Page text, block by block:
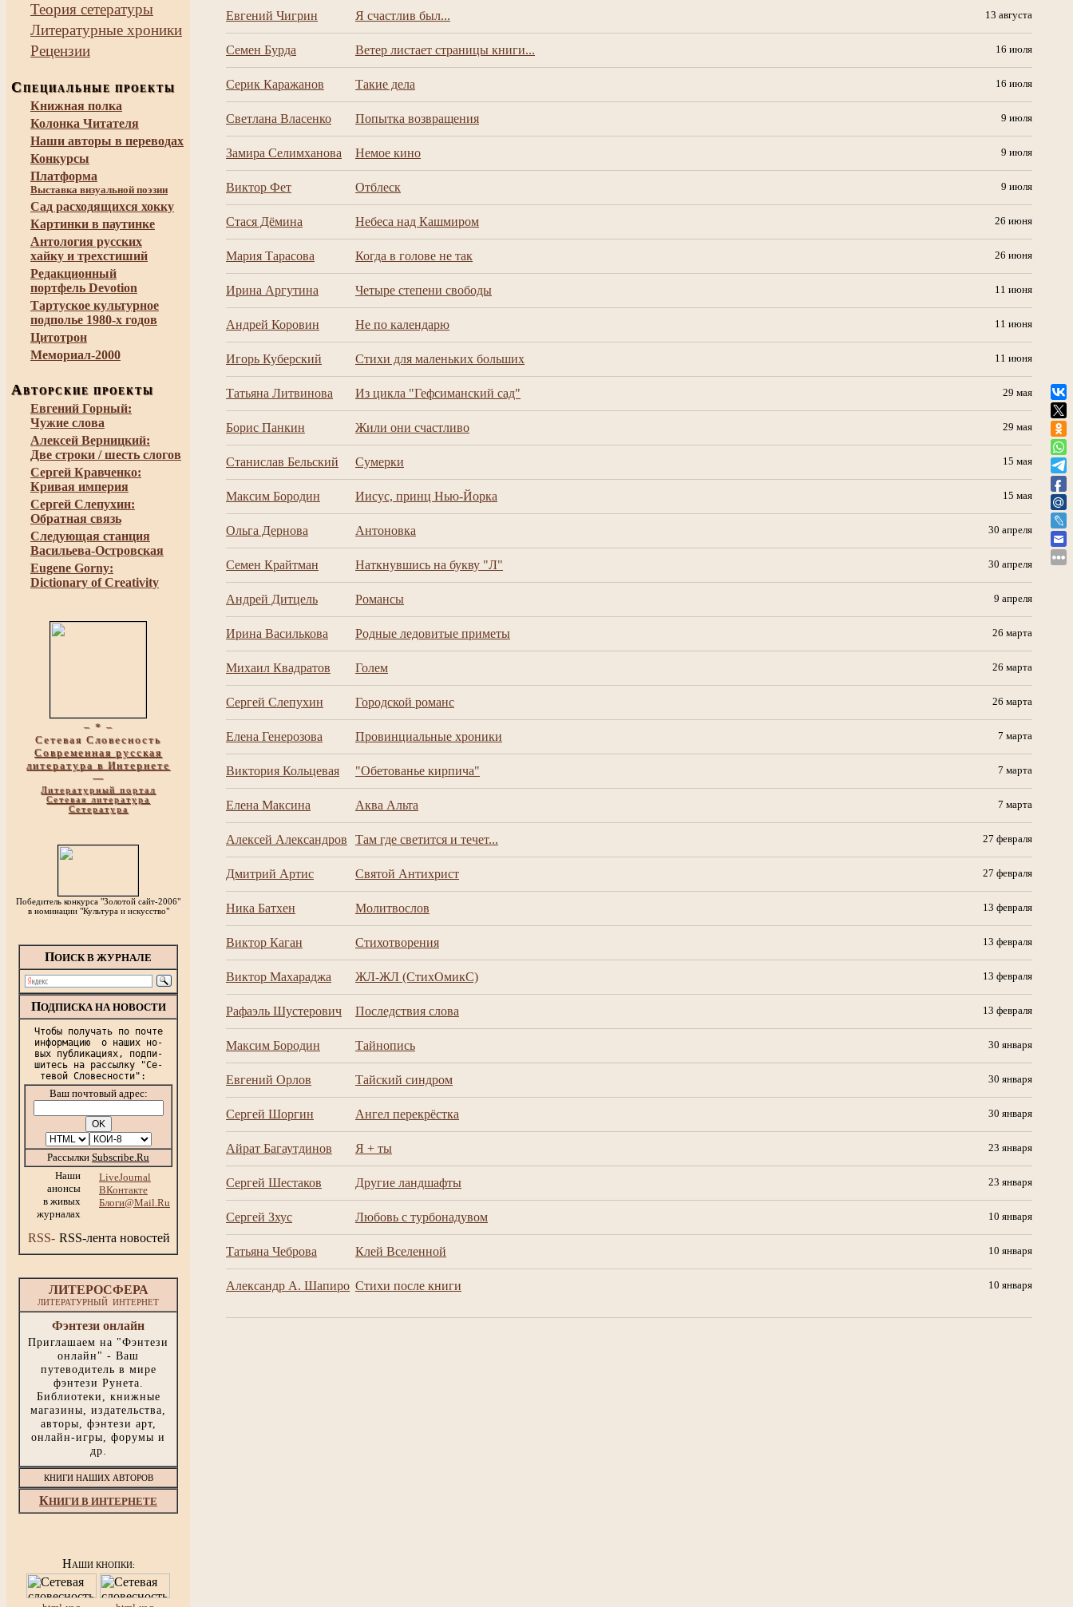
Теория сетературы
Литературные хроники
Рецензии
СПЕЦИАЛЬНЫЕ ПРОЕКТЫ
Книжная полка
Колонка Читателя
Наши авторы в переводах
Конкурсы
Платформа
Выставка визуальной поэзии
Сад расходящихся хокку
Картинки в паутинке
Антология русских
хайку и трехстиший
Редакционный
портфель Devotion
Тартуское культурное
подполье 1980-х годов
Цитотрон
Мемориал-2000
АВТОРСКИЕ ПРОЕКТЫ
Евгений Горный:
Чужие слова
Алексей Верницкий:
Две строки / шесть слогов
Сергей Кравченко:
Кривая империя
Сергей Слепухин:
Обратная связь
Следующая станция
Васильева-Островская
Eugene Gorny:
Dictionary of Creativity
– * –
Сетевая Словесность
Современная русская
литература в Интернете
—
Литературный портал
Сетевая литература
Сетература
Победитель конкурса "Золотой сайт-2006"
в номинации "Культура и искусство"
ПОИСК В ЖУРНАЛЕ
ПОДПИСКА НА НОВОСТИ
Чтобы получать по почте
информацию  о наших но-
вых публикациях, подпи-
шитесь на рассылку "Се-
Ваш почтовый адрес:
Рассылки Subscribe.Ru
Наши
анонсы
в живых
журналах
LiveJournal
ВКонтакте
Блоги@Mail.Ru
RSS-лента новостей
ЛИТЕРОСФЕРА
ЛИТЕРАТУРНЫЙ ИНТЕРНЕТ
Фэнтези онлайн
Приглашаем на "Фэнтези
онлайн" - Ваш
путеводитель в мире
фэнтези Рунета.
Библиотеки, книжные
магазины, издательства,
авторы, фэнтези арт,
онлайн-игры, форумы и
др.
КНИГИ НАШИХ АВТОРОВ
КНИГИ В ИНТЕРНЕТЕ
НАШИ КНОПКИ:
Евгений Чигрин Я счастлив был... 13 августа
Семен Бурда Ветер листает страницы книги... 16 июля
Серик Каражанов Такие дела 16 июля
Светлана Власенко Попытка возвращения 9 июля
Замира Селимханова Немое кино 9 июля
Виктор Фет Отблеск 9 июля
Стася Дёмина Небеса над Кашмиром 26 июня
Мария Тарасова Когда в голове не так 26 июня
Ирина Аргутина Четыре степени свободы 11 июня
Андрей Коровин Не по календарю 11 июня
Игорь Куберский Стихи для маленьких больших 11 июня
Татьяна Литвинова Из цикла "Гефсиманский сад" 29 мая
Борис Панкин Жили они счастливо 29 мая
Станислав Бельский Сумерки 15 мая
Максим Бородин Иисус, принц Нью-Йорка 15 мая
Ольга Дернова Антоновка 30 апреля
Семен Крайтман Наткнувшись на букву "Л" 30 апреля
Андрей Дитцель Романсы 9 апреля
Ирина Василькова Родные ледовитые приметы 26 марта
Михаил Квадратов Голем 26 марта
Сергей Слепухин Городской романс 26 марта
Елена Генерозова Провинциальные хроники 7 марта
Виктория Кольцевая "Обетованье кирпича" 7 марта
Елена Максина Аква Альта 7 марта
Алексей Александров Там где светится и течет... 27 февраля
Дмитрий Артис Святой Антихрист 27 февраля
Ника Батхен Молитвослов 13 февраля
Виктор Каган Стихотворения 13 февраля
Виктор Махараджа ЖЛ-ЖЛ (СтихОмикС) 13 февраля
Рафаэль Шустерович Последствия слова 13 февраля
Максим Бородин Тайнопись 30 января
Евгений Орлов Тайский синдром 30 января
Сергей Шоргин Ангел перекрёстка 30 января
Айрат Багаутдинов Я + ты 23 января
Сергей Шестаков Другие ландшафты 23 января
Сергей Зхус Любовь с турбонадувом 10 января
Татьяна Чеброва Клей Вселенной 10 января
Александр А. Шапиро Стихи после книги 10 января